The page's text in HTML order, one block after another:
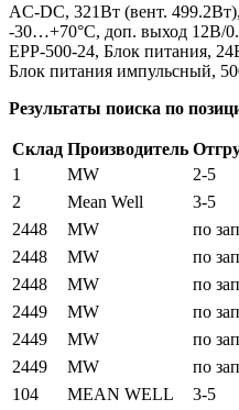
AC-DC, 321Вт (вент.
-30…+70°С, доп. выход 12В/
EPP-500-24, Блок питания,
Блок питания импульсный,
Результаты поиска по
Склад Производитель
1
MW 2-5
2
Mean Well 3-5
2448
MW по
2448 MW по
2448 MW по
2449 MW по
2449 MW по
2449 MW по
104 MEAN WELL 3-5